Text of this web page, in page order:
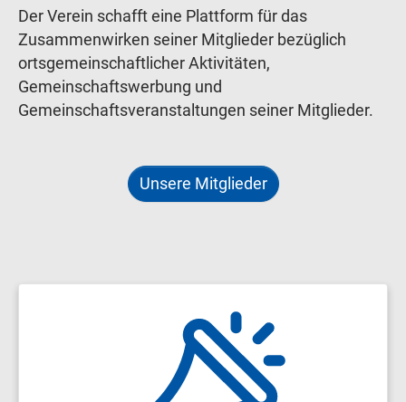
Der Verein schafft eine Plattform für das
Zusammenwirken seiner Mitglieder bezüglich
ortsgemeinschaftlicher Aktivitäten,
Gemeinschaftswerbung und
Gemeinschaftsveranstaltungen seiner Mitglieder.
Unsere Mitglieder